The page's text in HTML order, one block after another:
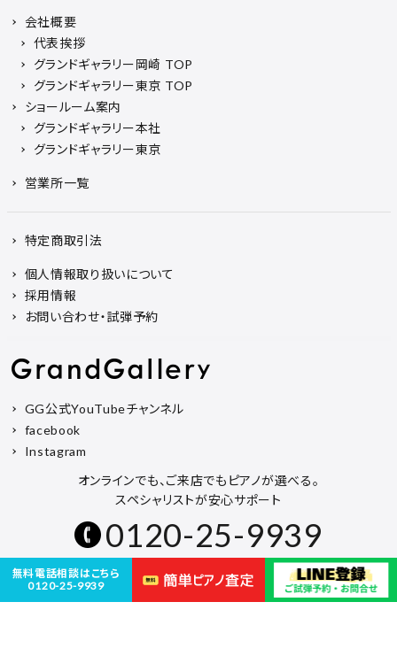
会社概要
代表挨拶
グランドギャラリー岡崎 TOP
グランドギャラリー東京 TOP
ショールーム案内
グランドギャラリー本社
グランドギャラリー東京
営業所一覧
特定商取引法
個人情報取り扱いについて
採用情報
お問い合わせ・試弾予約
GG公式YouTubeチャンネル
facebook
Instagram
オンラインでも、ご来店でもピアノが選べる。
スペシャリストが安心サポート
0120-25-9939
古物営業法許可番号 第543850204300号
Copyright © 2020 GrandGallery inc. All Rights Reserved.
無料電話相談はこちら
0120-25-9939